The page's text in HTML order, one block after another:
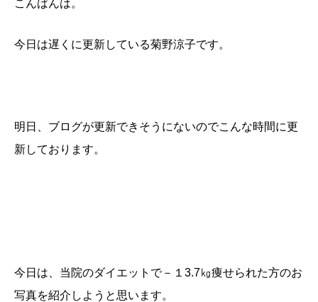
こんばんは。
今日は遅くに更新している菊野涼子です。
明日、ブログが更新できそうにないのでこんな時間に更
新しております。
今日は、当院のダイエットで－１3.7㎏痩せられた方のお
写真を紹介しようと思います。